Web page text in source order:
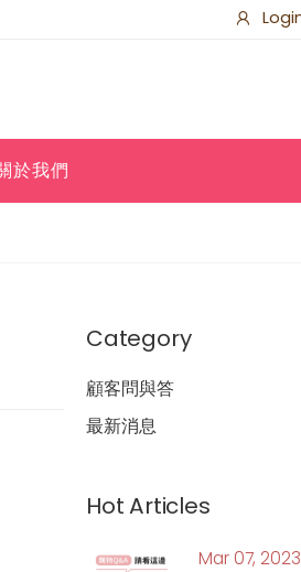
於我們
Category
顧客問與答
最新消息
Hot Articles
Mar 07, 2023